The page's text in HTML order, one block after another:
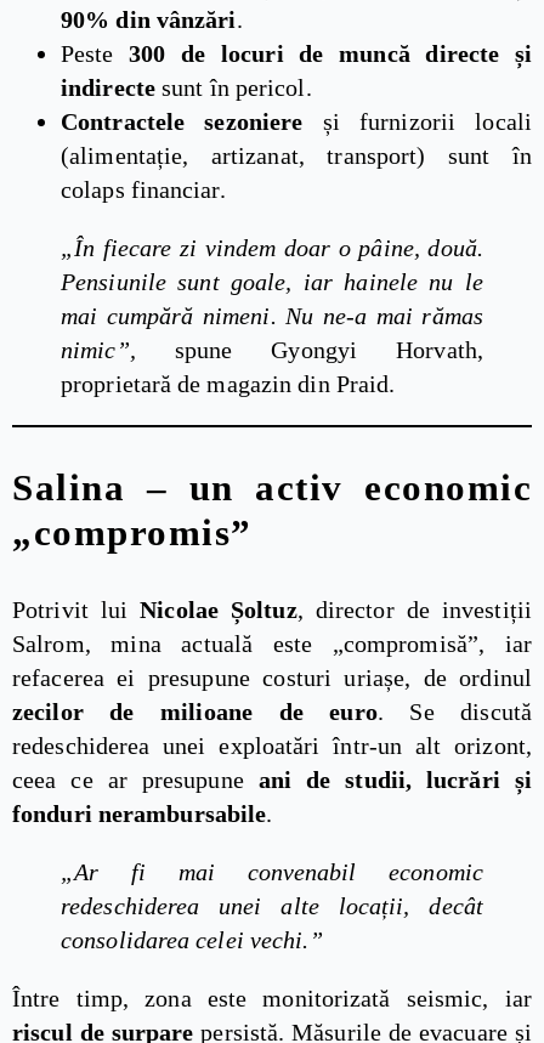
90% din vânzări.
Peste300 de locuri de muncă directe și
indirectesunt în pericol.
Contractele sezoniere și furnizorii locali
(alimentație, artizanat, transport) sunt în
colaps financiar.
„În fiecare zi vindem doar o pâine, două.
Pensiunile sunt goale, iar hainele nu le
mai cumpără nimeni. Nu ne-a mai rămas
nimic”, spune Gyongyi Horvath,
proprietară de magazin din Praid.
Salina – un activ economic
„compromis”
Potrivit luiNicolae Șoltuz, director de investiții
Salrom, mina actuală este „compromisă”, iar
refacerea ei presupune costuri uriașe, de ordinul
zecilor de milioane de euro. Se discută
redeschiderea unei exploatări într-un alt orizont,
ceea ce ar presupune ani de studii, lucrări și
fonduri nerambursabile.
„Ar fi mai convenabil economic
redeschiderea unei alte locații, decât
consolidarea celei vechi.”
Între timp, zona este monitorizată seismic, iar
riscul de surpare persistă. Măsurile de evacuare și